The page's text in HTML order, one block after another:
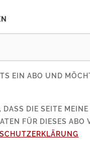
EIN ABO UND
DIE SEITE MEINE
FÜR DIESES ABO